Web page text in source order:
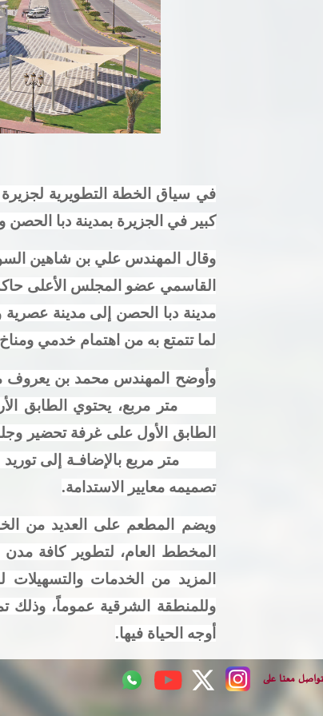
في سياق الخطة التطويرية
كبير في الجزيرة بمدينة دبا الحصن و بتكلفة
وقال المهندس علي بن شاهين
القاسمي عضو المجلس الأعلى
مدينة دبا الحصن إلى مدينة
لما تتمتع به من اهتمام خدمي
وأوضح المهندس محمد بن يعروف
تصميمه معايير الاستدامة.
ويضم المطعم على العديد من
المخطط العام، لتطوير كافة مدن
المزيد من الخدمات
وللمنطقة الشرقية عموماً، وذلك
أوجه الحياة فيها.
تواصل معنا على